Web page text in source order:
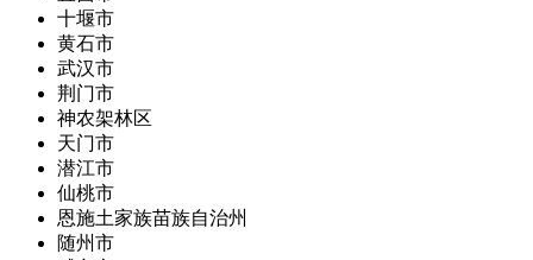
十堰市
黄石市
武汉市
荆门市
神农架林区
天门市
潜江市
仙桃市
恩施土家族苗族自治州
随州市